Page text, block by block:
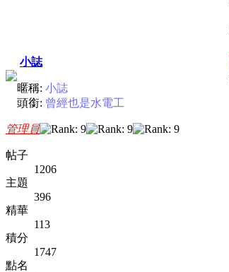
小誌
暱稱: 小誌
頭銜: 曾經也是水電工
管理員
帖子
1206
主題
396
精華
113
積分
1747
點名